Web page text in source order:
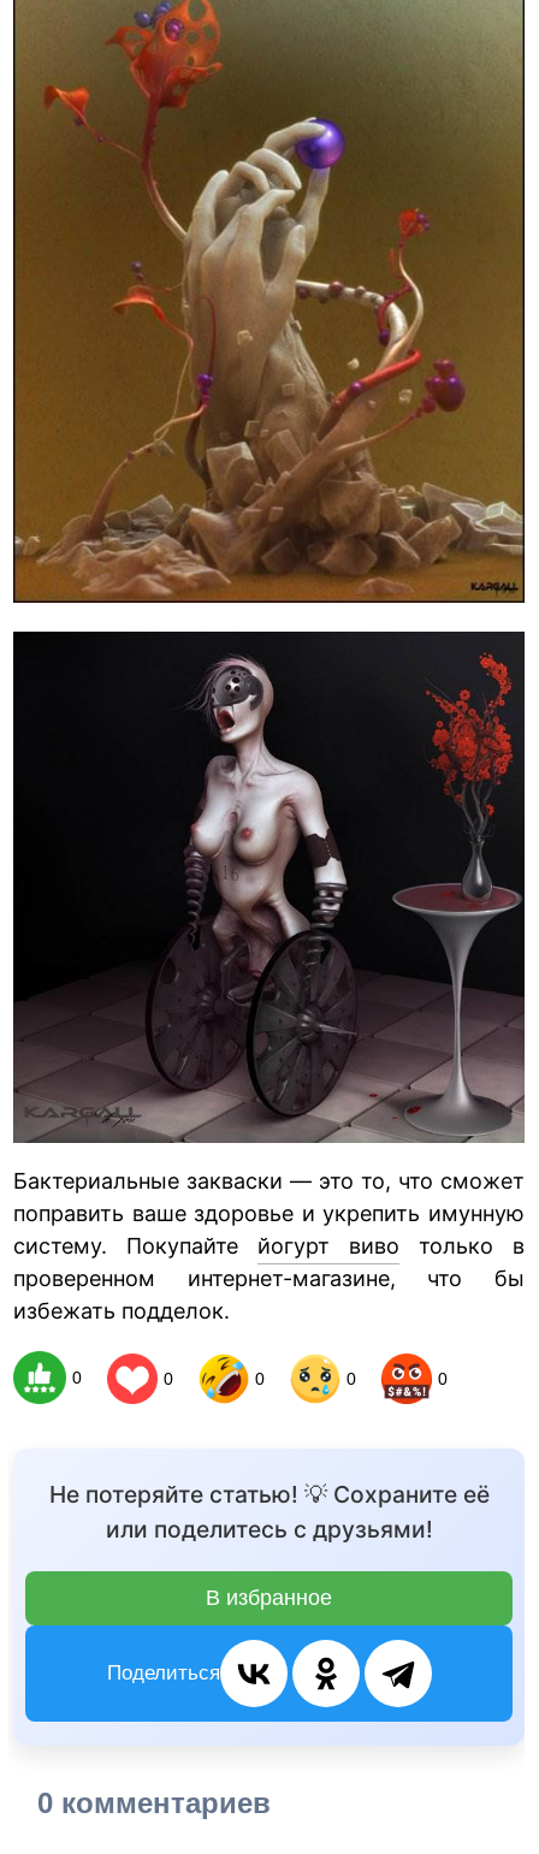
Бактериальные закваски — это то, что сможет
поправить ваше здоровье и укрепить имунную
систему. Покупайте йогурт виво только в
проверенном интернет-магазине, что бы
избежать подделок.
0 0 0 0 0
Не потеряйте статью! 💡 Сохраните её
или поделитесь с друзьями!
В избранное
Поделиться
0 комментариев